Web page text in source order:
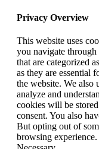
Privacy Overview
This website uses
you navigate
that are categorized
as they are essential
the website. We also
analyze and
cookies will be
consent. You also
But opting out of
browsing experience.